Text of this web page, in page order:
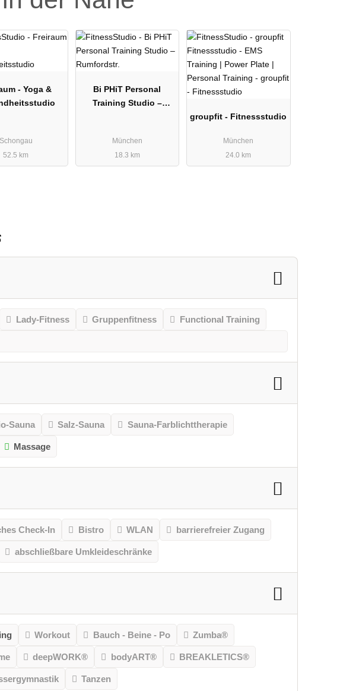
- Yoga &
Schongau
52.5 km
Bi PHiT Personal
Training Studio –
München
18.3 km
groupfit - Fitnessstudio
München
24.0 km
Lady-Fitness Gruppenfitness Functional Training
Sauna Salz-Sauna Sauna-Farblichttherapie
Massage
Check-In Bistro WLAN barrierefreier Zugang
abschließbare Umkleideschränke
Workout Bauch - Beine - Po Zumba®
deepWORK® bodyART® BREAKLETICS®
Tanzen